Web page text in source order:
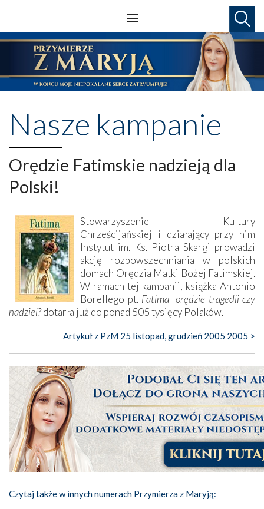
Nasze kampanie
Orędzie Fatimskie nadzieją dla
Polski!
Stowarzyszenie Kultury
Chrześcijańskiej i działający przy nim
Instytut im. Ks. Piotra Skargi prowadzi
akcję rozpowszechniania w polskich
domach Orędzia Matki Bożej Fatimskiej.
W ramach tej kampanii, książka Antonio
Borellego pt. Fatima  orędzie tragedii czy
nadziei?dotarła już do ponad 505 tysięcy Polaków.
Artykuł z PzM 25 listopad, grudzień 2005 2005 >
Czytaj także w innych numerach Przymierza z Maryją: